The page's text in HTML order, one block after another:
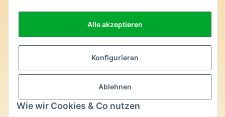
Alle akzeptieren
Konfigurieren
Ablehnen
Wie wir Cookies & Co nutzen
SteinZeitOase
D-75391 Gechingen
Edelsteine und Mineralien werden im esoterischen Bereich
besondere Kräfte und Eigenschaften zugeordnet. Wir weisen
heilender Wirkungen (körperlich-seelisch-mental-geistig) einzelner